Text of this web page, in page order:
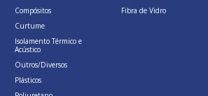
Compósitos
Curtume
Isolamento Térmico e
Acústico
Outros/Diversos
Plásticos
Fibra de Vidro